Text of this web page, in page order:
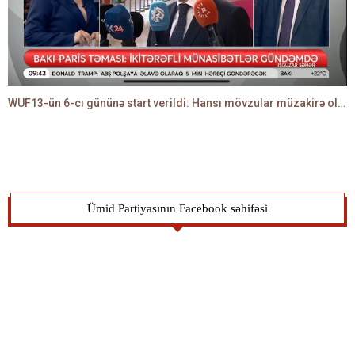
WUF13-ün 6-cı gününə start verildi: Hansı mövzular müzakirə olunacaq? -TALEH ƏLİYEV danışır
Ümid Partiyasının Facebook səhifəsi